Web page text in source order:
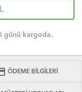
günü kargoda.
ÖDEME BİLGİLERİ